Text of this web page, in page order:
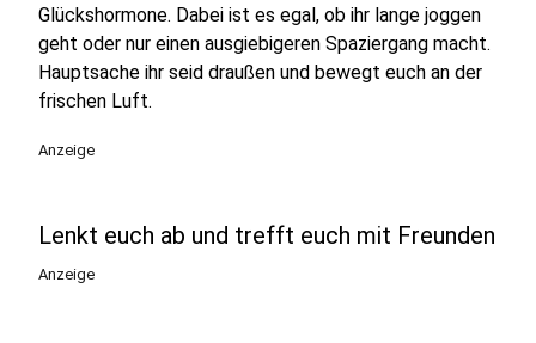
Glückshormone. Dabei ist es egal, ob ihr lange joggen
geht oder nur einen ausgiebigeren Spaziergang macht.
Hauptsache ihr seid draußen und bewegt euch an der
frischen Luft.
Anzeige
Lenkt euch ab und trefft euch mit Freunden
Anzeige